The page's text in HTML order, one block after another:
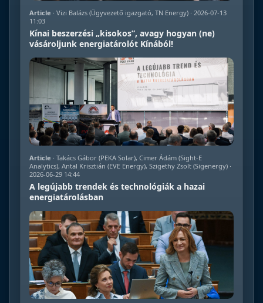
Article · Vizi Balázs (Ügyvezető igazgató, TN Energy) · 2026-07-13
11:03
Kínai beszerzési „kisokos”, avagy hogyan (ne)
vásároljunk energiatárolót Kínából!
Article · Takács Gábor (PEKA Solar), Cimer Ádám (Sight-E
Analytics), Antal Krisztián (EVE Energy), Szigethy Zsolt (Sigenergy) ·
2026-06-29 14:44
A legújabb trendek és technológiák a hazai
energiatárolásban